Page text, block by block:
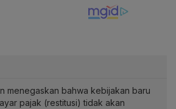
menegaskan bahwa kebijakan baru
pajak (restitusi) tidak akan